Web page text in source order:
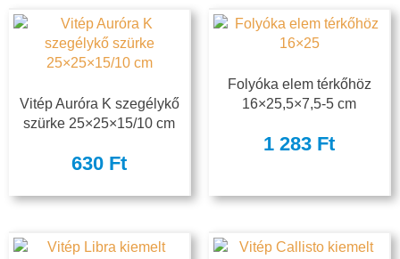
Vitép Auróra K szegélykő
szürke 25×25×15/10 cm
630 Ft
Folyóka elem térkőhöz
16×25,5×7,5-5 cm
1 283 Ft